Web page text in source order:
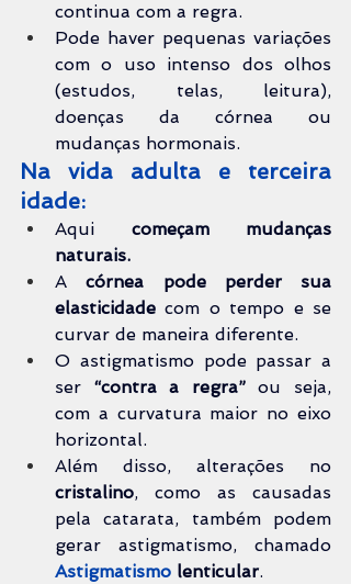
continua com a regra.
Pode haver pequenas variações
com o uso intenso dos olhos
(estudos, telas, leitura),
doenças da córnea ou
mudanças hormonais.
Na vida adulta e terceira
idade:
Aqui começam mudanças
naturais.
A córnea pode perder sua
elasticidade com o tempo e se
curvar de maneira diferente.
O astigmatismo pode passar a
ser “contra a regra” ou seja,
com a curvatura maior no eixo
horizontal.
cristalino, como as causadas
pela catarata, também podem
Astigmatismo lenticular.